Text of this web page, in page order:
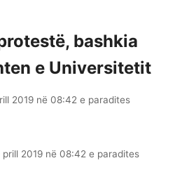
bashkia
e Universitetit
2019 në 08:42 e paradites
prill 2019 në 08:42 e paradites